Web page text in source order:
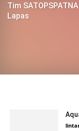
Tim
Lapas